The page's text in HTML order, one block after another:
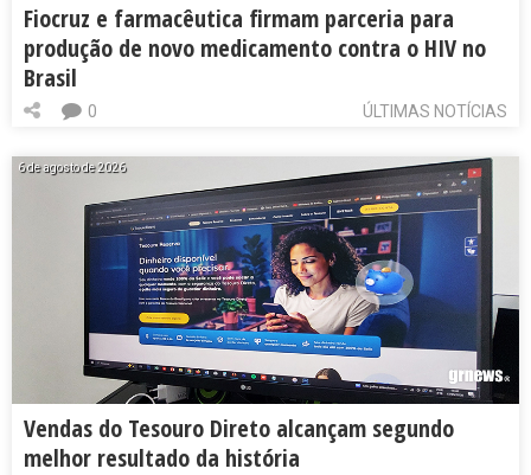
Fiocruz e farmacêutica firmam parceria para
produção de novo medicamento contra o HIV no
Brasil
ÚLTIMAS NOTÍCIAS
0
6 de agosto de 2026
Vendas do Tesouro Direto alcançam segundo
melhor resultado da história